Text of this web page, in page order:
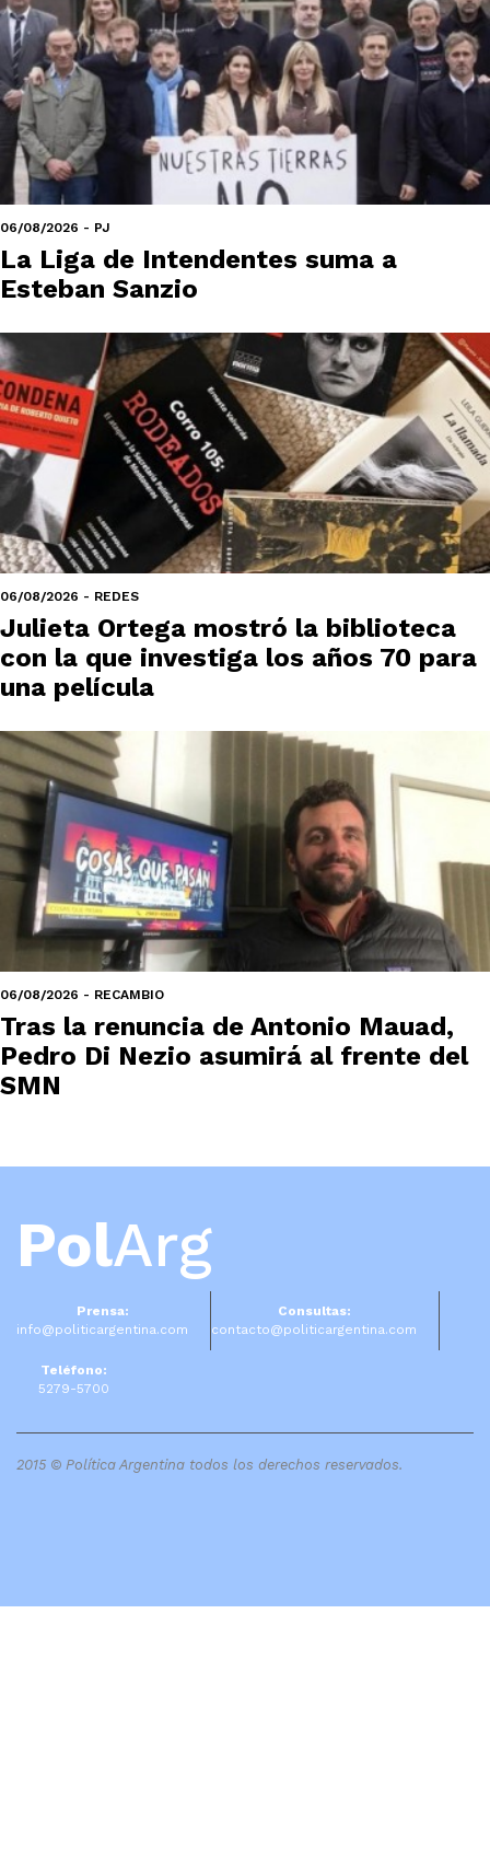
06/08/2026 - PJ
La Liga de Intendentes suma a
Esteban Sanzio
06/08/2026 - REDES
Julieta Ortega mostró la biblioteca
con la que investiga los años 70 para
una película
06/08/2026 - RECAMBIO
Tras la renuncia de Antonio Mauad,
Pedro Di Nezio asumirá al frente del
SMN
PolArg
Prensa:
info@politicargentina.com
Consultas:
contacto@politicargentina.com
Teléfono:
5279-5700
2015 © Política Argentina todos los derechos reservados.